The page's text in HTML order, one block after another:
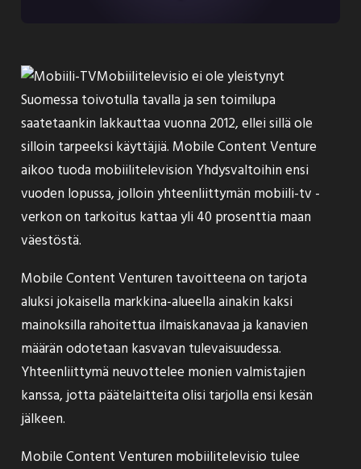
Mobiilitelevisio ei ole yleistynyt
Suomessa toivotulla tavalla ja sen toimilupa
saatetaankin lakkauttaavuonna 2012, ellei sillä ole
silloin tarpeeksi käyttäjiä. Mobile Content Venture
aikoo tuoda mobiilitelevision Yhdysvaltoihinensi
vuoden lopussa, jolloin yhteenliittymän mobiili-tv -
verkon on tarkoitus kattaa yli 40 prosenttia maan
väestöstä.
Mobile Content Venturen tavoitteena on tarjota
aluksi jokaisella markkina-alueella ainakin kaksi
mainoksilla rahoitettua ilmaiskanavaa ja kanavien
määrän odotetaan kasvavan tulevaisuudessa.
Yhteenliittymä neuvottelee monien valmistajien
kanssa, jotta päätelaitteita olisi tarjolla ensi kesän
jälkeen.
Mobile Content Venturen mobiilitelevisio tulee